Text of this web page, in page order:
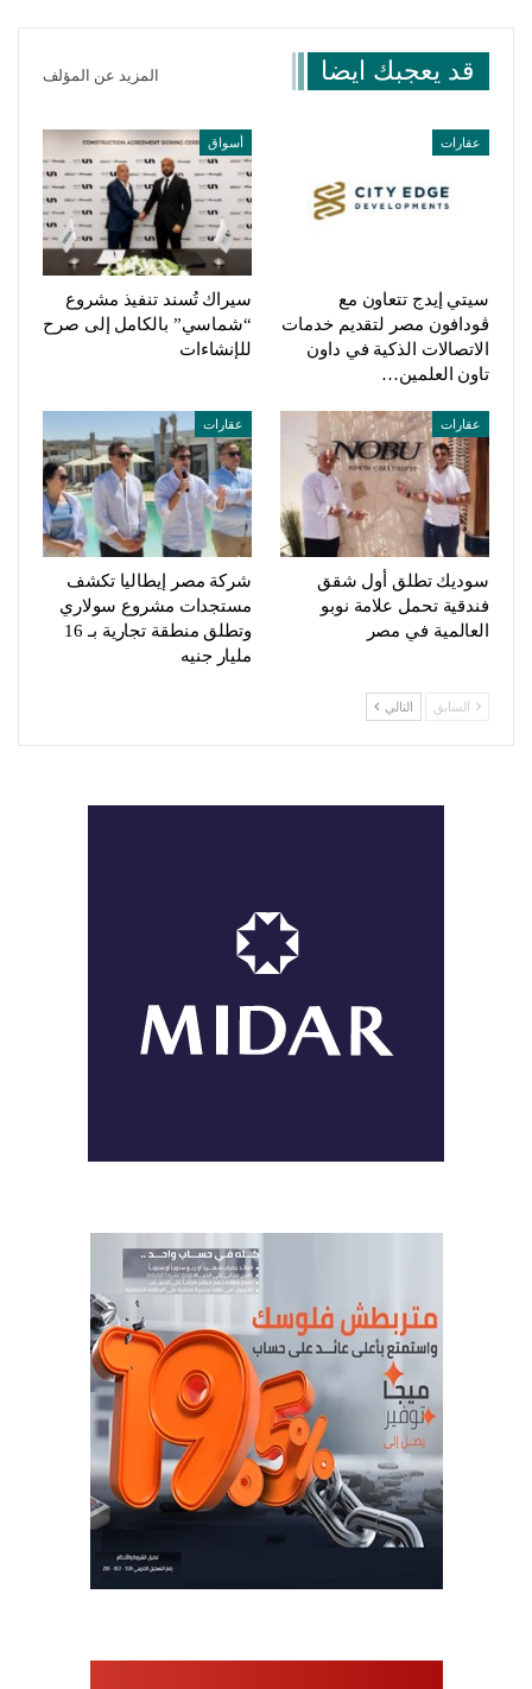
قد يعجبك ايضا المزيد عن المؤلف
عقارات
سيتي إيدج تتعاون مع
ڤودافون مصر لتقديم خدمات
الاتصالات الذكية في داون
تاون العلمين…
أسواق
سيراك تُسند تنفيذ مشروع
“شماسي” بالكامل إلى صرح
للإنشاءات
عقارات
سوديك تطلق أول شقق
فندقية تحمل علامة نوبو
العالمية في مصر
عقارات
شركة مصر إيطاليا تكشف
مستجدات مشروع سولاري
وتطلق منطقة تجارية بـ 16
مليار جنيه
السابق التالي